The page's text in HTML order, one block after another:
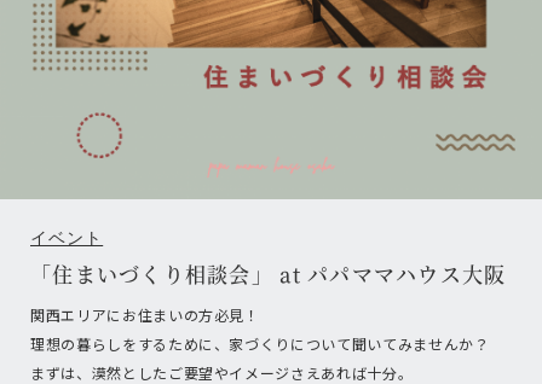
イベント
「住まいづくり相談会」 at パパママハウス大阪
関西エリアにお住まいの方必見！
理想の暮らしをするために、家づくりについて聞いてみませんか？
まずは、漠然としたご要望やイメージさえあれば十分。